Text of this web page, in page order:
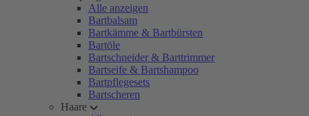
Alle anzeigen
Bartbalsam
Bartkämme & Bartbürsten
Bartöle
Bartschneider & Barttrimmer
Bartseife & Bartshampoo
Bartpflegesets
Bartscheren
Haare